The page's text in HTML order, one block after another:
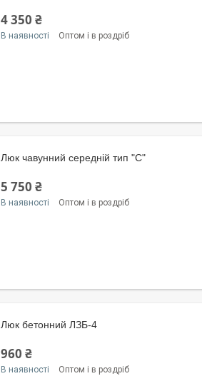
4 350 ₴
В наявності Оптом і в роздріб
Люк чавунний середній тип "С"
5 750 ₴
В наявності Оптом і в роздріб
Люк бетонний ЛЗБ-4
960 ₴
В наявності Оптом і в роздріб